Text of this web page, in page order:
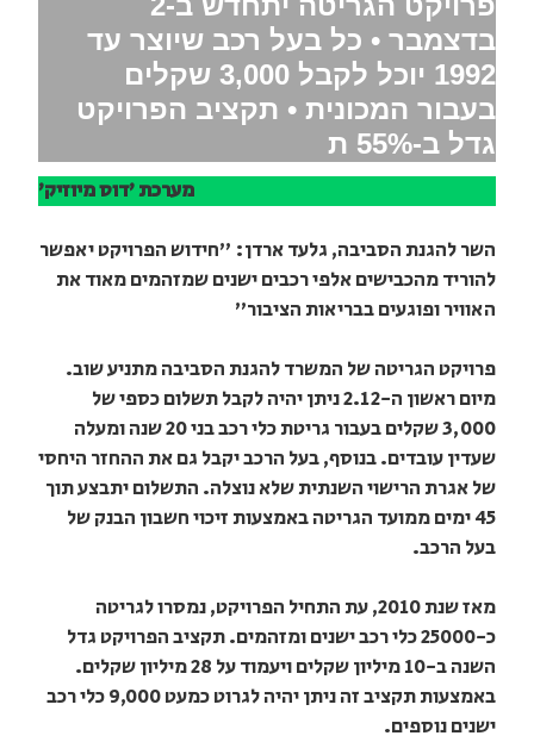
בדצמבר • כל בעל רכב שיוצר עד
1992 יוכל לקבל 3,000 שקלים
בעבור המכונית • תקציב הפרויקט
גדל ב-55% ת
מערכת 'דוס מיוזיק'
השר להגנת הסביבה, גלעד ארדן: "חידוש הפרויקט יאפשר
להוריד מהכבישים אלפי רכבים ישנים שמזהמים מאוד את
האוויר ופוגעים בבריאות הציבור"
פרויקט הגריטה של המשרד להגנת הסביבה מתניע שוב.
מיום ראשון ה-2.12 ניתן יהיה לקבל תשלום כספי של
3,000 שקלים בעבור גריטת כלי רכב בני 20 שנה ומעלה
שעדין עובדים. בנוסף, בעל הרכב יקבל גם את ההחזר היחסי
של אגרת הרישוי השנתית שלא נוצלה. התשלום יתבצע תוך
45 ימים ממועד הגריטה באמצעות זיכוי חשבון הבנק של
בעל הרכב.
מאז שנת 2010, עת התחיל הפרויקט, נמסרו לגריטה
כ-25000 כלי רכב ישנים ומזהמים. תקציב הפרויקט גדל
השנה ב-10 מיליון שקלים ויעמוד על 28 מיליון שקלים.
באמצעות תקציב זה ניתן יהיה לגרוט כמעט 9,000 כלי רכב
ישנים נוספים.